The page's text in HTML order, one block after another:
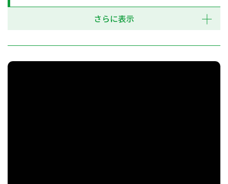
さらに表示